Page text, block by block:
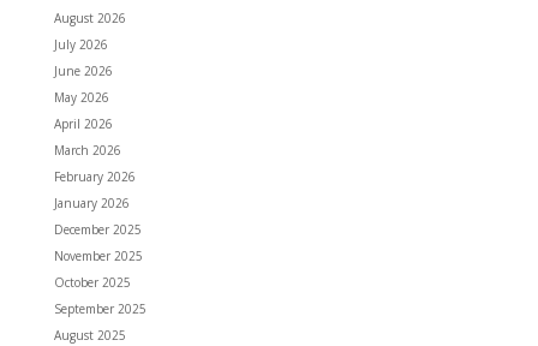
August 2026
July 2026
June 2026
May 2026
April 2026
March 2026
February 2026
January 2026
December 2025
November 2025
October 2025
September 2025
August 2025